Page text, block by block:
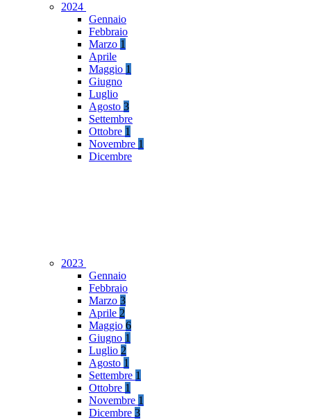
2024
Gennaio
Febbraio
Marzo 1
Aprile
Maggio 1
Giugno
Luglio
Agosto 3
Settembre
Ottobre 1
Novembre 1
Dicembre
2023
Gennaio
Febbraio
Marzo 3
Aprile 2
Maggio 6
Giugno 1
Luglio 2
Agosto 1
Settembre 1
Ottobre 1
Novembre 1
Dicembre 3